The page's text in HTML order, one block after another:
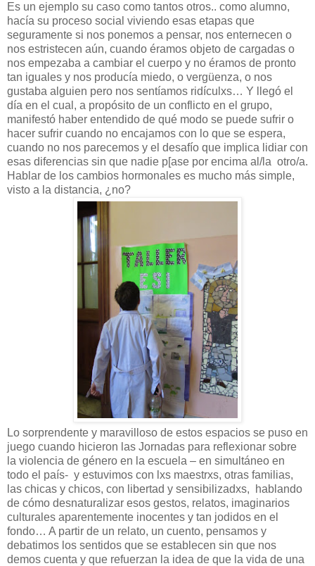
Es un ejemplo su caso como tantos otros.. como alumno,
hacía su proceso social viviendo esas etapas que
seguramente si nos ponemos a pensar, nos enternecen o
nos estristecen aún, cuando éramos objeto de cargadas o
nos empezaba a cambiar el cuerpo y no éramos de pronto
tan iguales y nos producía miedo, o vergüenza, o nos
gustaba alguien pero nos sentíamos ridículxs… Y llegó el
día en el cual, a propósito de un conflicto en el grupo,
manifestó haber entendido de qué modo se puede sufrir o
hacer sufrir cuando no encajamos con lo que se espera,
cuando no nos parecemos y el desafío que implica lidiar con
esas diferencias sin que nadie p[ase por encima al/la otro/a.
Hablar de los cambios hormonales es mucho más simple,
visto a la distancia, ¿no?
Lo sorprendente y maravilloso de estos espacios se puso en
juego cuando hicieron las Jornadas para reflexionar sobre
la violencia de género en la escuela – en simultáneo en
todo el país- y estuvimos con lxs maestrxs, otras familias,
las chicas y chicos, con libertad y sensibilizadxs,
hablando
de cómo desnaturalizar esos gestos, relatos, imaginarios
culturales aparentemente inocentes y tan jodidos en el
fondo… A partir de un relato, un cuento, pensamos y
debatimos los sentidos que se establecen sin que nos
demos cuenta y que refuerzan la idea de que la vida de una